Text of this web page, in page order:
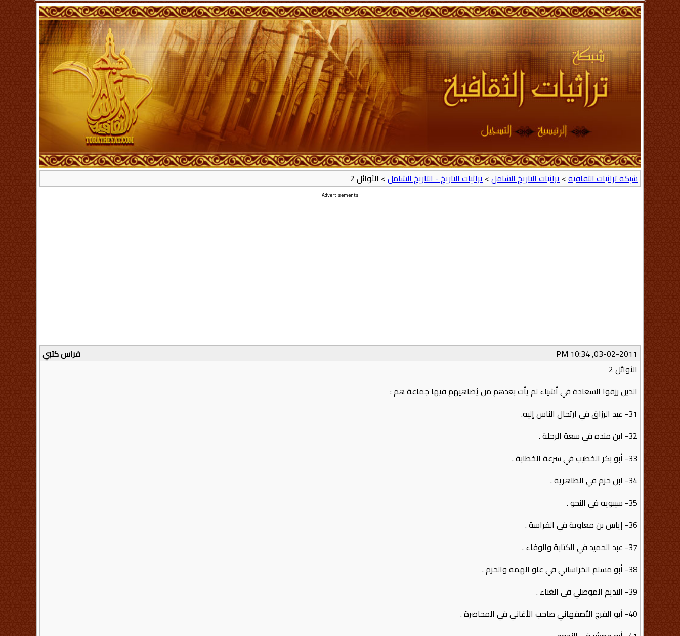
شبكة تراثيات الثقافية>تراثيات التاريخ الشامل>تراثيات التاريخ - التاريخ الشامل> الأوائل 2
Advertisements
فراس كتبي
03-02-2011, 10:34 PM
الأوائل 2
الذين رزقوا السعادة في أشياء لم يأت بعدهم من يُضاهيهم فيها جماعة هم :
31- عبد الرزاق في ارتحال الناس إليه.
32- ابن منده في سعة الرحلة .
33- أبو بكر الخطيب في سرعة الخطابة .
34- ابن حزم في الظاهرية .
35- سيبويه في النحو .
36- إياس بن معاوية في الفراسة .
37- عبد الحميد في الكتابة والوفاء .
38- أبو مسلم الخراساني في علو الهمة والحزم .
39- النديم الموصلي في الغناء .
40- أبو الفرج الأصفهاني صاحب الأغاني في المحاضرة .